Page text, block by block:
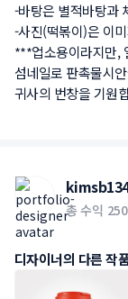
-바탕은 별적바탕과
-사진(떡볶이)은 이
***업소용이라지만,
섬네일로 판촉물시
귀사의 번창을 기원
총 수익
디자이너의 다른 작